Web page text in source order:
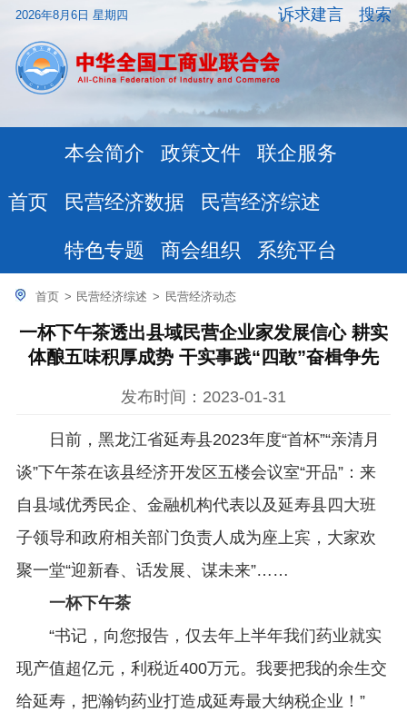
2026年8月6日 星期四 搜索
诉求建言
首页
本会简介 政策文件 联企服务
民营经济数据 民营经济综述
特色专题 商会组织 系统平台
首页 > 民营经济综述 > 民营经济动态
一杯下午茶透出县域民营企业家发展信心 耕实
体酿五味积厚成势 干实事践“四敢”奋楫争先
发布时间：2023-01-31
日前，黑龙江省延寿县2023年度“首杯”“亲清月
谈”下午茶在该县经济开发区五楼会议室“开品”：来
自县域优秀民企、金融机构代表以及延寿县四大班
子领导和政府相关部门负责人成为座上宾，大家欢
聚一堂“迎新春、话发展、谋未来”……
一杯下午茶
“书记，向您报告，仅去年上半年我们药业就实
现产值超亿元，利税近400万元。我要把我的余生交
给延寿，把瀚钧药业打造成延寿最大纳税企业！”